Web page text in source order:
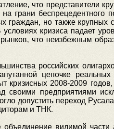
что представители
на грани
граждан, но также
кризиса падает
что неизбежным
российских
цепочке реальных
кризисных 2008-2009
своими предприятиями
допустить переход
и ТНК.
видимой